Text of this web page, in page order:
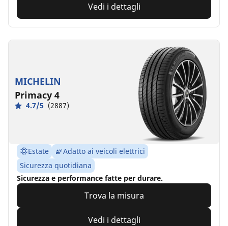
Vedi i dettagli
MICHELIN
Primacy 4
4.7/5 (2887)
Estate
Adatto ai veicoli elettrici
Sicurezza quotidiana
Sicurezza e performance fatte per durare.
Trova la misura
Vedi i dettagli